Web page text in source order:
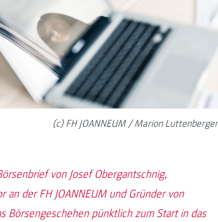
(c) FH JOANNEUM / Marion Luttenberger
von Josef Obergantschnig,
an der FH JOANNEUM und Gründer von
Börsengeschehen pünktlich zum Start in das